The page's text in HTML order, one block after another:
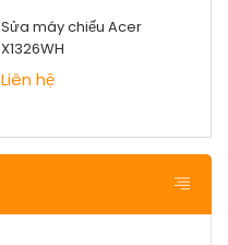
Sửa máy chiếu Acer
X1326WH
Liên hệ